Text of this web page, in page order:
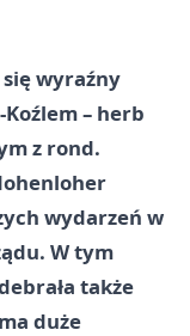
wyraźny
– herb
z rond.
wydarzeń w
W tym
także
duże